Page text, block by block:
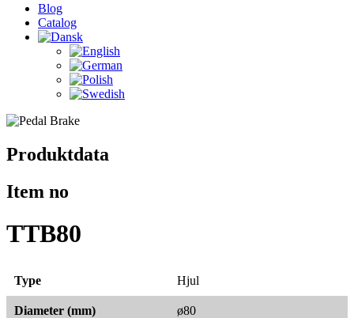
Blog
Catalog
Produktdata
Item no
TTB80
Type Hjul
Diameter (mm) ø80